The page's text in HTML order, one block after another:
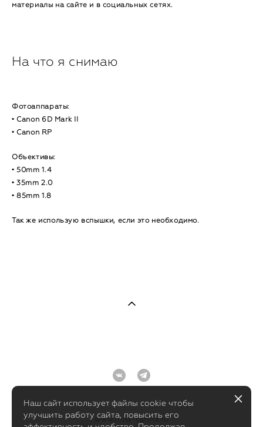
материалы на сайте и в социальных сетях.
На что я снимаю
Фотоаппараты:
• Canon 6D Mark II
• Canon RP
Объективы:
• 50mm 1.4
• 35mm 2.0
• 85mm 1.8
Так же использую вспышки, если это необходимо.
www.irina-safina.ru
Наш сайт использует файлы cookie чтобы
улучшить работу сайта, повысить его